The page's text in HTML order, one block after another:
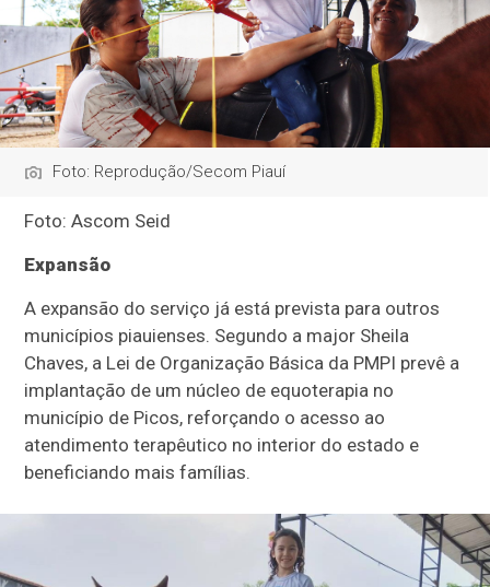
Foto: Reprodução/Secom Piauí
Foto: Ascom Seid
Expansão
A expansão do serviço já está prevista para outros
municípios piauienses. Segundo a major Sheila
Chaves, a Lei de Organização Básica da PMPI prevê a
implantação de um núcleo de equoterapia no
município de Picos, reforçando o acesso ao
atendimento terapêutico no interior do estado e
beneficiando mais famílias.